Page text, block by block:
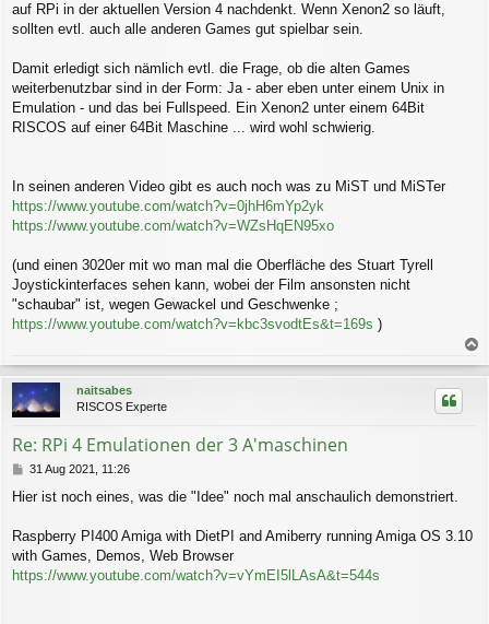
auf RPi in der aktuellen Version 4 nachdenkt. Wenn Xenon2 so läuft,
sollten evtl. auch alle anderen Games gut spielbar sein.
Damit erledigt sich nämlich evtl. die Frage, ob die alten Games
weiterbenutzbar sind in der Form: Ja - aber eben unter einem Unix in
Emulation - und das bei Fullspeed. Ein Xenon2 unter einem 64Bit
RISCOS auf einer 64Bit Maschine ... wird wohl schwierig.
In seinen anderen Video gibt es auch noch was zu MiST und MiSTer
https://www.youtube.com/watch?v=0jhH6mYp2yk
https://www.youtube.com/watch?v=WZsHqEN95xo
(und einen 3020er mit wo man mal die Oberfläche des Stuart Tyrell
Joystickinterfaces sehen kann, wobei der Film ansonsten nicht
"schaubar" ist, wegen Gewackel und Geschwenke ;
https://www.youtube.com/watch?v=kbc3svodtEs&t=169s )
a
c
naitsabes
RISCOS Experte
Re: RPi 4 Emulationen der 3 A'maschinen
B
i
r
a
31 Aug 2021, 11:26
Hier ist noch eines, was die "Idee" noch mal anschaulich demonstriert.
Raspberry PI400 Amiga with DietPI and Amiberry running Amiga OS 3.10
with Games, Demos, Web Browser
https://www.youtube.com/watch?v=vYmEI5lLAsA&t=544s